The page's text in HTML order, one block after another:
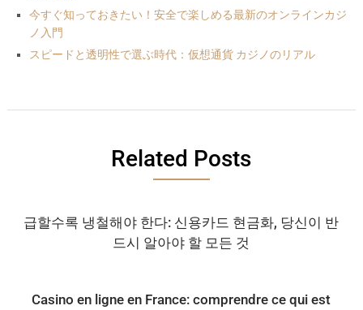
今すぐ知っておきたい！安全で楽しめる最新のオンラインカジ
ノ入門
スピードと透明性で選ぶ時代：仮想通貨 カジノのリアル
Related Posts
급할수록 냉철해야 한다: 신용카드 현금화, 당신이 반
드시 알아야 할 모든 것
Casino en ligne en France: comprendre ce qui est